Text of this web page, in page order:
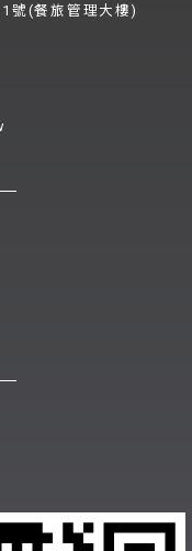
號(餐旅管理大樓)